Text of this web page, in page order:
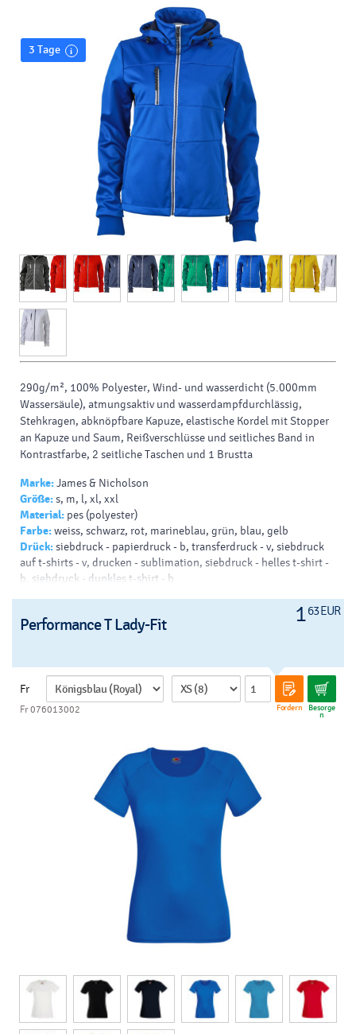
3 Tage
290g/m², 100% Polyester, Wind- und wasserdicht (5.000mm
Wassersäule), atmungsaktiv und wasserdampfdurchlässig,
Stehkragen, abknöpfbare Kapuze, elastische Kordel mit Stopper
an Kapuze und Saum, Reißverschlüsse und seitliches Band in
Kontrastfarbe, 2 seitliche Taschen und 1 Brustta
Marke:James & Nicholson
Größe:s, m, l, xl, xxl
Material: pes (polyester)
Farbe:weiss, schwarz, rot, marineblau, grün, blau, gelb
Drück:siebdruck - papierdruck - b, transferdruck - v, siebdruck
auf t-shirts - v, drucken - sublimation, siebdruck - helles t-shirt -
b, siebdruck - dunkles t-shirt - b
163 EUR
Performance T Lady-Fit
Fr
Fordern Besorge
n
Fr 076013002